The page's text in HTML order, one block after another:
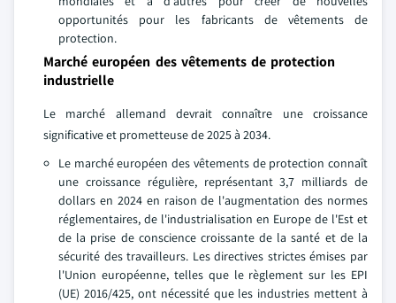
opportunités pour les fabricants de vêtements de
protection.
Marché européen des vêtements de protection
industrielle
Le marché allemand devrait connaître une croissance
significative et prometteuse de 2025 à 2034.
Le marché européen des vêtements de protection connaît
une croissance régulière, représentant 3,7 milliards de
dollars en 2024 en raison de l'augmentation des normes
réglementaires, de l'industrialisation en Europe de l'Est et
de la prise de conscience croissante de la santé et de la
sécurité des travailleurs. Les directives strictes émises par
l'Union européenne, telles que le règlement sur les EPI
(UE) 2016/425, ont nécessité que les industries mettent à